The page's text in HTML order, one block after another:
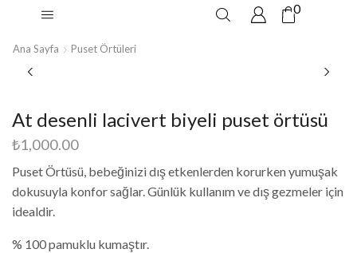
0
Ana Sayfa Puset Örtüleri
At desenli lacivert biyeli puset örtüsü
₺1,000.00
Puset Örtüsü, bebeğinizi dış etkenlerden korurken yumuşak
dokusuyla konfor sağlar. Günlük kullanım ve dış gezmeler için
idealdir.
% 100 pamuklu kumaştır.